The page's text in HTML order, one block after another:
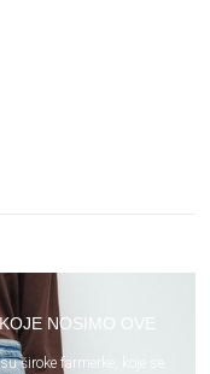
NOSIMO OVE
široke farmerke, koje se